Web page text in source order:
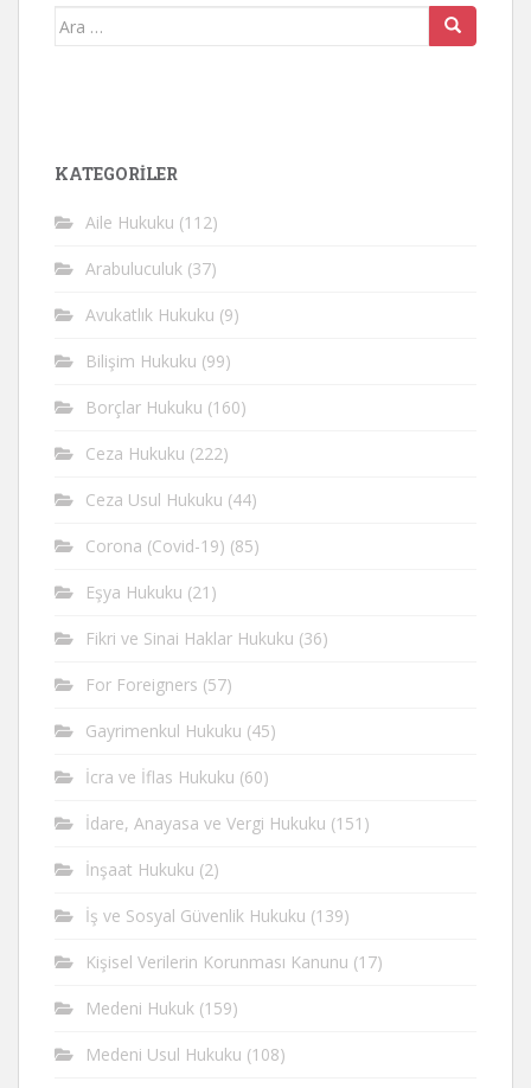
Arama
KATEGORİLER
Aile Hukuku (112)
Arabuluculuk (37)
Avukatlık Hukuku (9)
Bilişim Hukuku (99)
Borçlar Hukuku (160)
Ceza Hukuku (222)
Ceza Usul Hukuku (44)
Corona (Covid-19) (85)
Eşya Hukuku (21)
Fikri ve Sinai Haklar Hukuku (36)
For Foreigners (57)
Gayrimenkul Hukuku (45)
İcra ve İflas Hukuku (60)
İdare, Anayasa ve Vergi Hukuku (151)
İnşaat Hukuku (2)
İş ve Sosyal Güvenlik Hukuku (139)
Kişisel Verilerin Korunması Kanunu (17)
Medeni Hukuk (159)
Medeni Usul Hukuku (108)